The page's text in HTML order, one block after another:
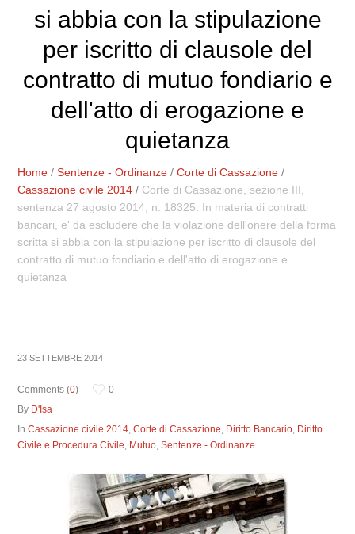
si abbia con la stipulazione
per iscritto di clausole del
contratto di mutuo fondiario e
dell'atto di erogazione e
quietanza
Home /Sentenze - Ordinanze /Corte di Cassazione /
Cassazione civile 2014 / Corte di Cassazione, sezione III,
sentenza 27 agosto 2014, n. 18325. In materia di contratti
bancari, e' da escludere che la violazione dell'onere della forma
scritta si abbia con la stipulazione per iscritto di clausole del
contratto di mutuo fondiario e dell'atto di erogazione e
quietanza
23 SETTEMBRE 2014
Comments (0)
0
By D'Isa
InCassazione civile 2014,Corte di Cassazione, Diritto Bancario, Diritto
Civile e Procedura Civile, Mutuo,Sentenze - Ordinanze